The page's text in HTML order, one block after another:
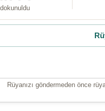
Rüyanızı göndermeden önce